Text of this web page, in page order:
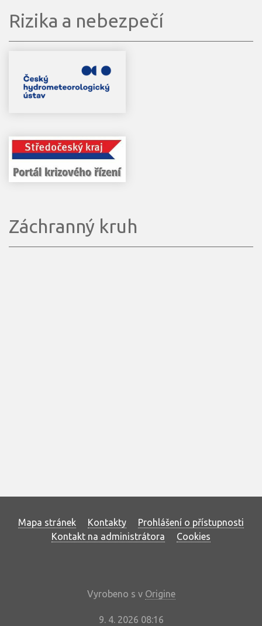
Rizika a nebezpečí
Záchranný kruh
Mapa stránek Kontakty
Prohlášení o přístupnosti
Kontakt na administrátora
Cookies
Vyrobeno s v Origine
9. 4. 2026 08:16